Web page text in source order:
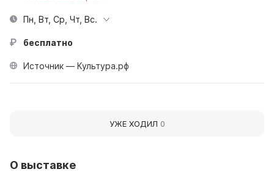
О выставке
Пн, Вт, Ср, Чт, Вс.
бесплатно
Источник — Культура.рф
УЖЕ ХОДИЛ 0